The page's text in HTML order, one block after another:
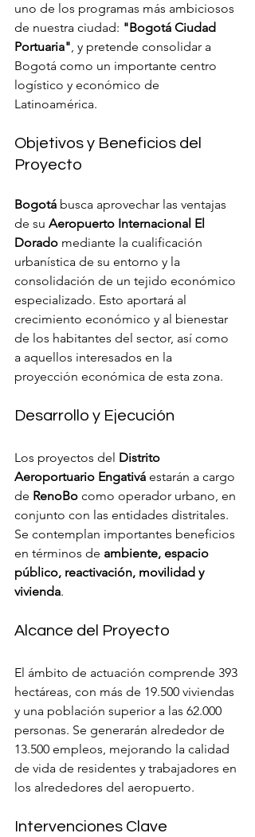
uno de los programas más ambiciosos
de nuestra ciudad: "Bogotá Ciudad
Portuaria", y pretende consolidar a
Bogotá como un importante centro
logístico y económico de
Latinoamérica.
Objetivos y Beneficios del
Proyecto
Bogotá busca aprovechar las ventajas
de su Aeropuerto Internacional El
Dorado mediante la cualificación
urbanística de su entorno y la
consolidación de un tejido económico
especializado. Esto aportará al
crecimiento económico y al bienestar
de los habitantes del sector, así como
a aquellos interesados en la
proyección económica de esta zona.
Desarrollo y Ejecución
Los proyectos del Distrito
Aeroportuario Engativá estarán a cargo
de RenoBo como operador urbano, en
conjunto con las entidades distritales.
Se contemplan importantes beneficios
en términos de ambiente, espacio
público, reactivación, movilidad y
vivienda.
Alcance del Proyecto
El ámbito de actuación comprende 393
hectáreas, con más de 19.500 viviendas
y una población superior a las 62.000
personas. Se generarán alrededor de
13.500 empleos, mejorando la calidad
de vida de residentes y trabajadores en
los alrededores del aeropuerto.
Intervenciones Clave